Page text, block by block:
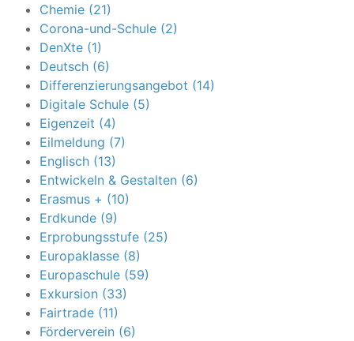
Chemie (21)
Corona-und-Schule (2)
DenXte (1)
Deutsch (6)
Differenzierungsangebot (14)
Digitale Schule (5)
Eigenzeit (4)
Eilmeldung (7)
Englisch (13)
Entwickeln & Gestalten (6)
Erasmus + (10)
Erdkunde (9)
Erprobungsstufe (25)
Europaklasse (8)
Europaschule (59)
Exkursion (33)
Fairtrade (11)
Förderverein (6)